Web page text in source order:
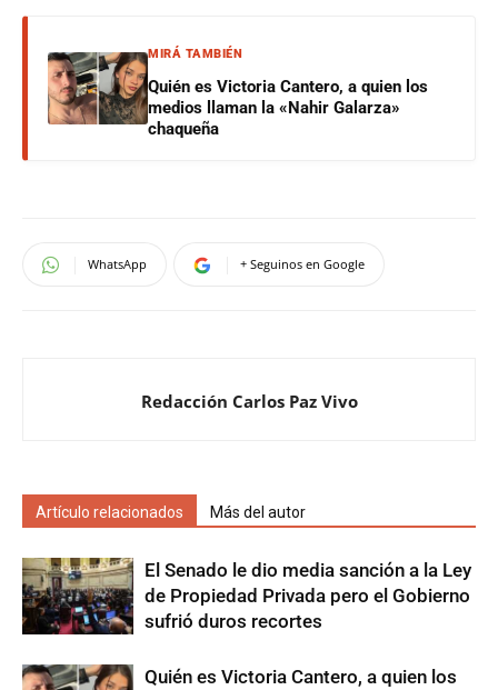
MIRÁ TAMBIÉN
Quién es Victoria Cantero, a quien los
medios llaman la «Nahir Galarza»
chaqueña
WhatsApp + Seguinos en Google
Redacción Carlos Paz Vivo
Artículo relacionados Más del autor
El Senado le dio media sanción a la Ley
de Propiedad Privada pero el Gobierno
sufrió duros recortes
Quién es Victoria Cantero, a quien los